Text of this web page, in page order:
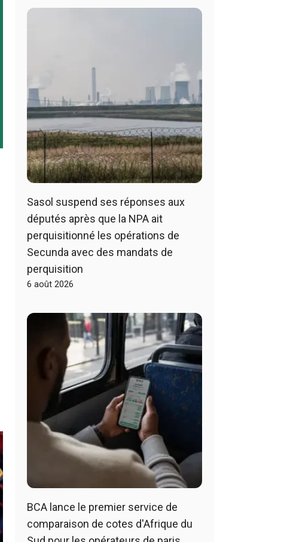
Sasol suspend ses réponses aux
députés après que la NPA ait
perquisitionné les opérations de
Secunda avec des mandats de
perquisition
6 août 2026
BCA lance le premier service de
comparaison de cotes d'Afrique du